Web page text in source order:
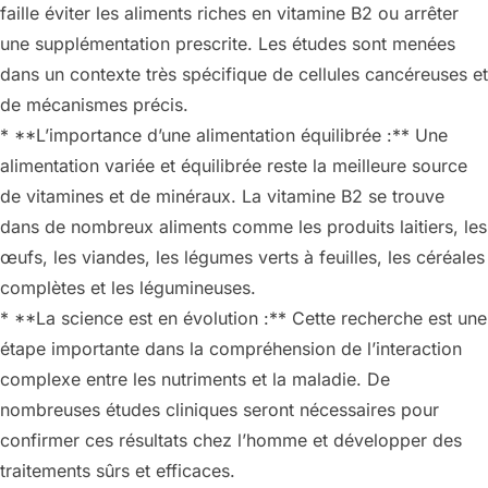
faille éviter les aliments riches en vitamine B2 ou arrêter
une supplémentation prescrite. Les études sont menées
dans un contexte très spécifique de cellules cancéreuses et
de mécanismes précis.
* **L’importance d’une alimentation équilibrée :** Une
alimentation variée et équilibrée reste la meilleure source
de vitamines et de minéraux. La vitamine B2 se trouve
dans de nombreux aliments comme les produits laitiers, les
œufs, les viandes, les légumes verts à feuilles, les céréales
complètes et les légumineuses.
* **La science est en évolution :** Cette recherche est une
étape importante dans la compréhension de l’interaction
complexe entre les nutriments et la maladie. De
nombreuses études cliniques seront nécessaires pour
confirmer ces résultats chez l’homme et développer des
traitements sûrs et efficaces.